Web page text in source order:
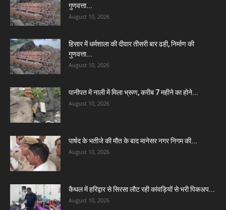
गुणवत्ता...
August 10, 2026
हिसार में धर्मशाला की दीवार तीसरी बार ढही, निर्माण की
गुणवत्ता...
August 10, 2026
पानीपत में नाली में मिला भ्रूण, करीब 7 महीने का होने...
August 10, 2026
पार्षद के भतीजे की मौत के बाद मानेसर नगर निगम की...
August 10, 2026
कैथल में हरिद्वार से सिरसा लौट रही कांवड़ियों से भरी पिकअप...
August 10, 2026